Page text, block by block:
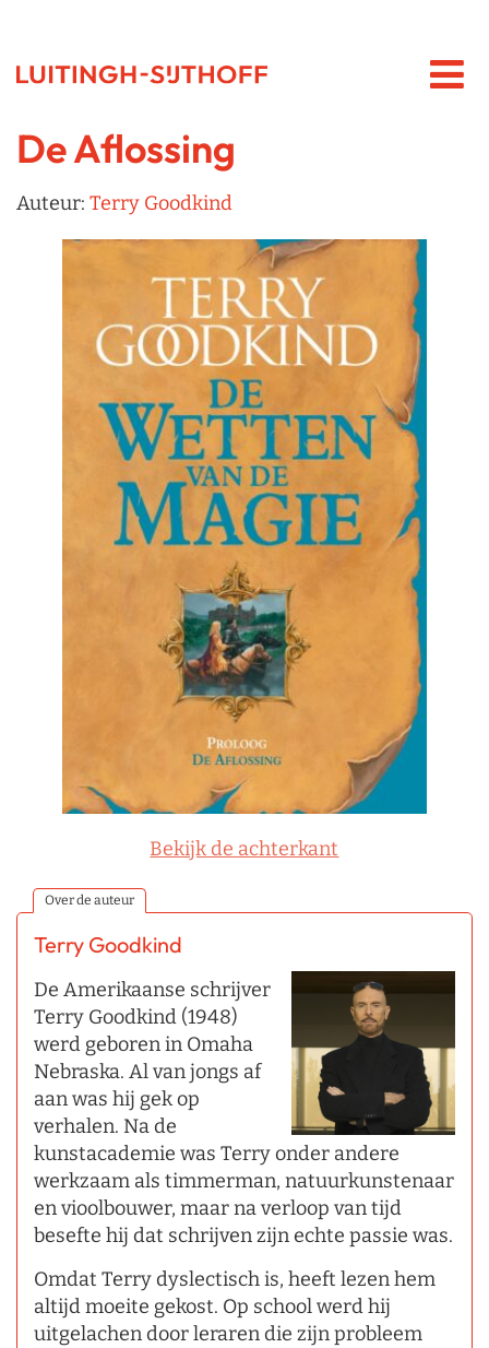
De Aflossing
Auteur: Terry Goodkind
Bekijk de achterkant
Over de auteur
Terry Goodkind
De Amerikaanse schrijver
Terry Goodkind (1948)
werd geboren in Omaha
Nebraska. Al van jongs af
aan was hij gek op
verhalen. Na de
kunstacademie was Terry onder andere
werkzaam als timmerman, natuurkunstenaar
en vioolbouwer, maar na verloop van tijd
besefte hij dat schrijven zijn echte passie was.
Omdat Terry dyslectisch is, heeft lezen hem
altijd moeite gekost. Op school werd hij
uitgelachen door leraren die zijn probleem